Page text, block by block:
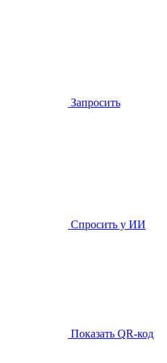
Запросить
Спросить у ИИ
Показать QR-код